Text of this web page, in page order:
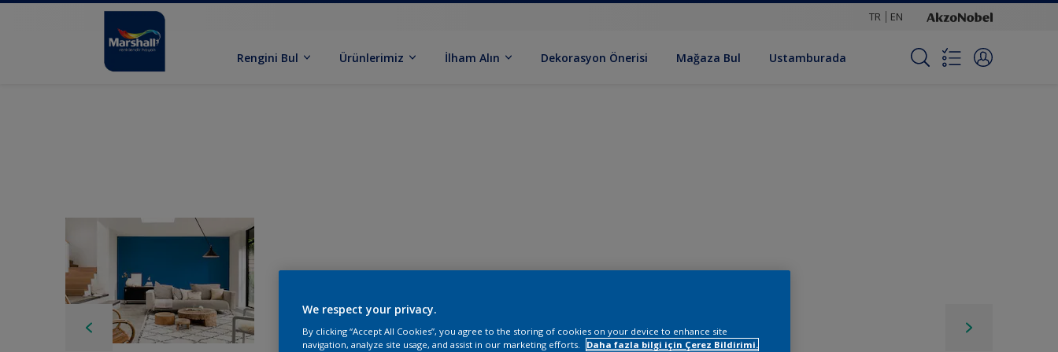
TR EN
Rengini Bul Ürünlerimiz İlham Alın Dekorasyon Önerisi Mağaza Bul Ustamburada
We respect your privacy.
By clicking “Accept All Cookies”, you agree to the storing of cookies on your device to enhance site
navigation, analyze site usage, and assist in our marketing efforts.
Daha fazla bilgi için Çerez Bildirimi.